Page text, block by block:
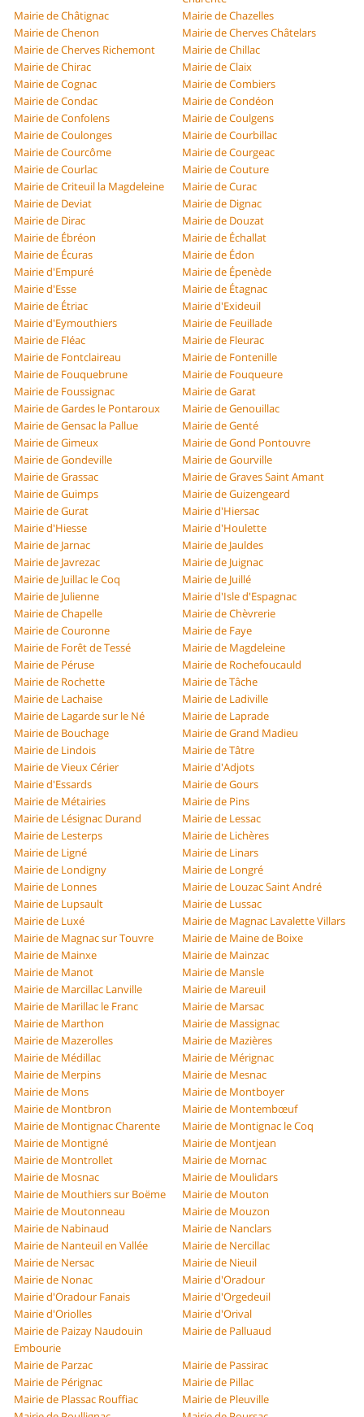
Mairie de Châtignac
Mairie de Chazelles
Mairie de Chenon
Mairie de Cherves Châtelars
Mairie de Cherves Richemont
Mairie de Chillac
Mairie de Chirac
Mairie de Claix
Mairie de Cognac
Mairie de Combiers
Mairie de Condac
Mairie de Condéon
Mairie de Confolens
Mairie de Coulgens
Mairie de Coulonges
Mairie de Courbillac
Mairie de Courcôme
Mairie de Courgeac
Mairie de Courlac
Mairie de Couture
Mairie de Criteuil la Magdeleine
Mairie de Curac
Mairie de Deviat
Mairie de Dignac
Mairie de Dirac
Mairie de Douzat
Mairie de Ébréon
Mairie de Échallat
Mairie de Écuras
Mairie de Édon
Mairie d'Empuré
Mairie de Épenède
Mairie d'Esse
Mairie de Étagnac
Mairie de Étriac
Mairie d'Exideuil
Mairie d'Eymouthiers
Mairie de Feuillade
Mairie de Fléac
Mairie de Fleurac
Mairie de Fontclaireau
Mairie de Fontenille
Mairie de Fouquebrune
Mairie de Fouqueure
Mairie de Foussignac
Mairie de Garat
Mairie de Gardes le Pontaroux
Mairie de Genouillac
Mairie de Gensac la Pallue
Mairie de Genté
Mairie de Gimeux
Mairie de Gond Pontouvre
Mairie de Gondeville
Mairie de Gourville
Mairie de Grassac
Mairie de Graves Saint Amant
Mairie de Guimps
Mairie de Guizengeard
Mairie de Gurat
Mairie d'Hiersac
Mairie d'Hiesse
Mairie d'Houlette
Mairie de Jarnac
Mairie de Jauldes
Mairie de Javrezac
Mairie de Juignac
Mairie de Juillac le Coq
Mairie de Juillé
Mairie de Julienne
Mairie d'Isle d'Espagnac
Mairie de Chapelle
Mairie de Chèvrerie
Mairie de Couronne
Mairie de Faye
Mairie de Forêt de Tessé
Mairie de Magdeleine
Mairie de Péruse
Mairie de Rochefoucauld
Mairie de Rochette
Mairie de Tâche
Mairie de Lachaise
Mairie de Ladiville
Mairie de Lagarde sur le Né
Mairie de Laprade
Mairie de Bouchage
Mairie de Grand Madieu
Mairie de Lindois
Mairie de Tâtre
Mairie de Vieux Cérier
Mairie d'Adjots
Mairie d'Essards
Mairie de Gours
Mairie de Métairies
Mairie de Pins
Mairie de Lésignac Durand
Mairie de Lessac
Mairie de Lesterps
Mairie de Lichères
Mairie de Ligné
Mairie de Linars
Mairie de Londigny
Mairie de Longré
Mairie de Lonnes
Mairie de Louzac Saint André
Mairie de Lupsault
Mairie de Lussac
Mairie de Luxé
Mairie de Magnac Lavalette Villars
Mairie de Magnac sur Touvre
Mairie de Maine de Boixe
Mairie de Mainxe
Mairie de Mainzac
Mairie de Manot
Mairie de Mansle
Mairie de Marcillac Lanville
Mairie de Mareuil
Mairie de Marillac le Franc
Mairie de Marsac
Mairie de Marthon
Mairie de Massignac
Mairie de Mazerolles
Mairie de Mazières
Mairie de Médillac
Mairie de Mérignac
Mairie de Merpins
Mairie de Mesnac
Mairie de Mons
Mairie de Montboyer
Mairie de Montbron
Mairie de Montembœuf
Mairie de Montignac Charente
Mairie de Montignac le Coq
Mairie de Montigné
Mairie de Montjean
Mairie de Montrollet
Mairie de Mornac
Mairie de Mosnac
Mairie de Moulidars
Mairie de Mouthiers sur Boëme
Mairie de Mouton
Mairie de Moutonneau
Mairie de Mouzon
Mairie de Nabinaud
Mairie de Nanclars
Mairie de Nanteuil en Vallée
Mairie de Nercillac
Mairie de Nersac
Mairie de Nieuil
Mairie de Nonac
Mairie d'Oradour
Mairie d'Oradour Fanais
Mairie d'Orgedeuil
Mairie d'Oriolles
Mairie d'Orival
Mairie de Paizay Naudouin
Embourie
Mairie de Palluaud
Mairie de Parzac
Mairie de Passirac
Mairie de Pérignac
Mairie de Pillac
Mairie de Plassac Rouffiac
Mairie de Pleuville